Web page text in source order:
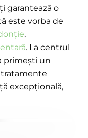
garantează o
este vorba de
,
. La centrul
primești un
excepțională,